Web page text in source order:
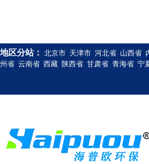
地区分站： 北京市 天津市 河北省 山西省
州省 云南省 西藏 陕西省 甘肃省 青海省 宁